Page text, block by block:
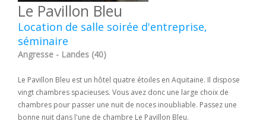
Le Pavillon Bleu
Location de salle soirée d'entreprise,
séminaire
Angresse - Landes (40)
Le Pavillon Bleu est un hôtel quatre étoiles en Aquitaine. Il dispose
vingt chambres spacieuses. Vous avez donc une large choix de
chambres pour passer une nuit de noces inoubliable. Passez une
bonne nuit dans l'une de chambre Le Pavillon Bleu.